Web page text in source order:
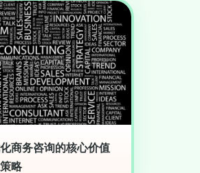
商务咨询的核心价值
略